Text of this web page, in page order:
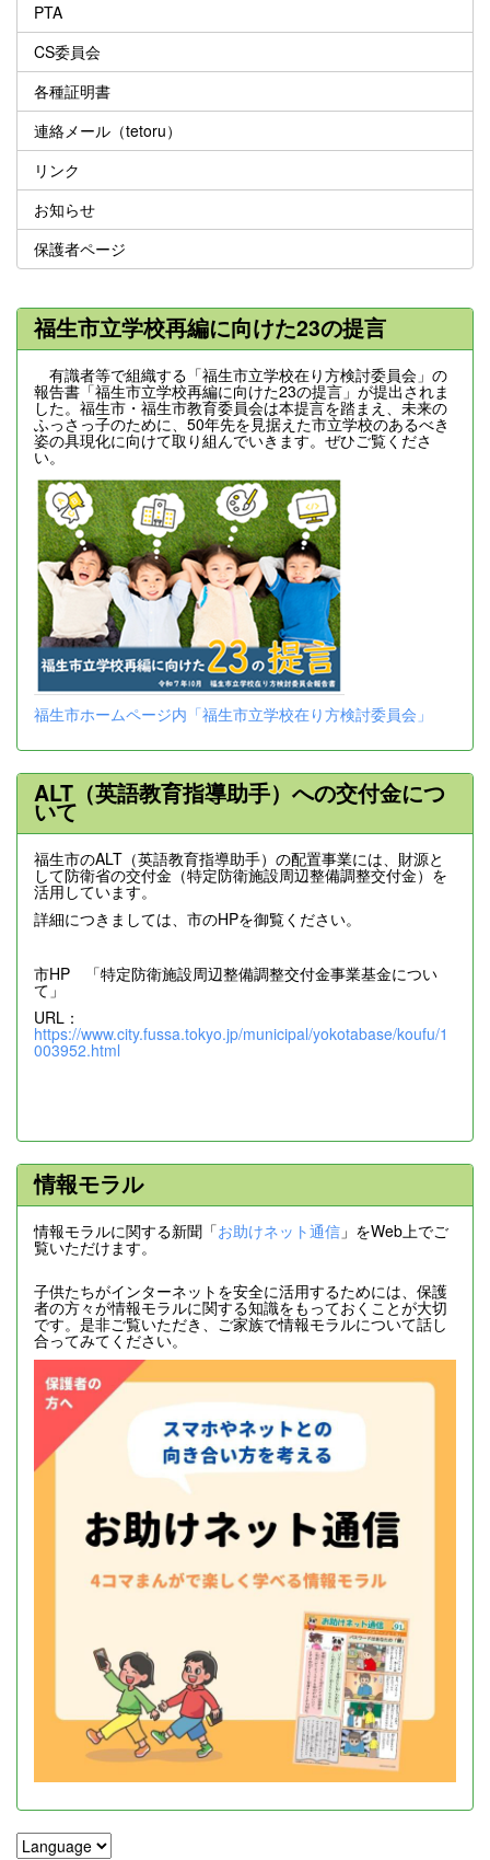
PTA
CS委員会
各種証明書
連絡メール（tetoru）
リンク
お知らせ
保護者ページ
福生市立学校再編に向けた23の提言
有識者等で組織する「福生市立学校在り方検討委員会」の
報告書「福生市立学校再編に向けた23の提言」が提出されま
した。福生市・福生市教育委員会は本提言を踏まえ、未来の
ふっさっ子のために、50年先を見据えた市立学校のあるべき
姿の具現化に向けて取り組んでいきます。ぜひご覧くださ
い。
福生市ホームページ内「福生市立学校在り方検討委員会」
ALT（英語教育指導助手）への交付金につ
いて
福生市のALT（英語教育指導助手）の配置事業には、財源と
して防衛省の交付金（特定防衛施設周辺整備調整交付金）を
活用しています。
詳細につきましては、市のHPを御覧ください。
市HP 「特定防衛施設周辺整備調整交付金事業基金につい
て」
URL：
https://www.city.fussa.tokyo.jp/municipal/yokotabase/koufu/1
003952.html
情報モラル
情報モラルに関する新聞「お助けネット通信 」をWeb上でご
覧いただけます。
子供たちがインターネットを安全に活用するためには、保護
者の方々が情報モラルに関する知識をもっておくことが大切
です。是非ご覧いただき、ご家族で情報モラルについて話し
合ってみてください。